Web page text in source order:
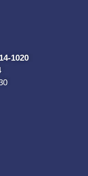
1020